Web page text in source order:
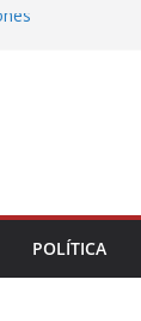
POLÍTICA